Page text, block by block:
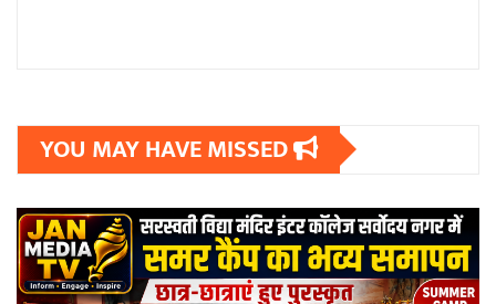
YOU MAY HAVE MISSED